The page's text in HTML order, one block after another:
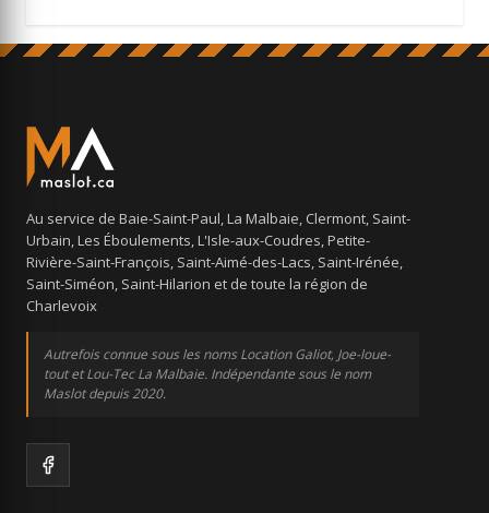
Au service de Baie-Saint-Paul, La Malbaie, Clermont, Saint-
Urbain, Les Éboulements, L'Isle-aux-Coudres, Petite-
Rivière-Saint-François, Saint-Aimé-des-Lacs, Saint-Irénée,
Saint-Siméon, Saint-Hilarion et de toute la région de
Charlevoix
Autrefois connue sous les noms Location Galiot, Joe-loue-
tout et Lou-Tec La Malbaie. Indépendante sous le nom
Maslot depuis 2020.